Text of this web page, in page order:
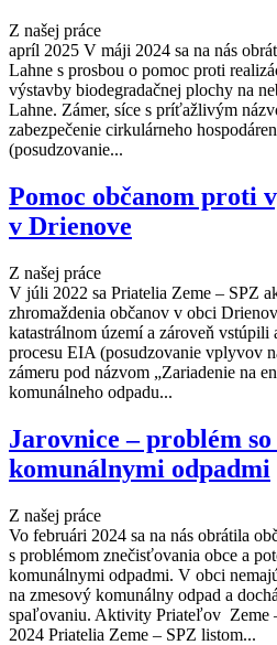
Z našej práce
apríl 2025 V máji 2024 sa na nás
Lahne s prosbou o pomoc proti
výstavby biodegradačnej plochy na
Lahne. Zámer, síce s príťažlivým
zabezpečenie cirkulárneho
(posudzovanie...
Pomoc občanom proti
v Drienove
Z našej práce
V júli 2022 sa Priatelia Zeme – SPZ
zhromaždenia občanov v obci
katastrálnom území a zároveň vstúpili
procesu EIA (posudzovanie vplyvov
zámeru pod názvom „Zariadenie na
komunálneho odpadu...
Jarovnice – problém
komunálnymi odpadmi
Z našej práce
Vo februári 2024 sa na nás obrátila
s problémom znečisťovania obce a
komunálnymi odpadmi. V obci
na zmesový komunálny odpad a
spaľovaniu. Aktivity Priateľov Zeme
2024 Priatelia Zeme – SPZ listom...